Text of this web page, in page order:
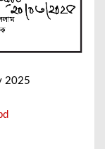
2025